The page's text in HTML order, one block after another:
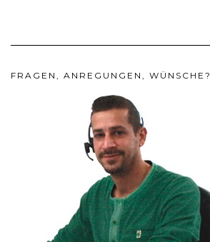
FRAGEN, ANREGUNGEN, WÜNSCHE?